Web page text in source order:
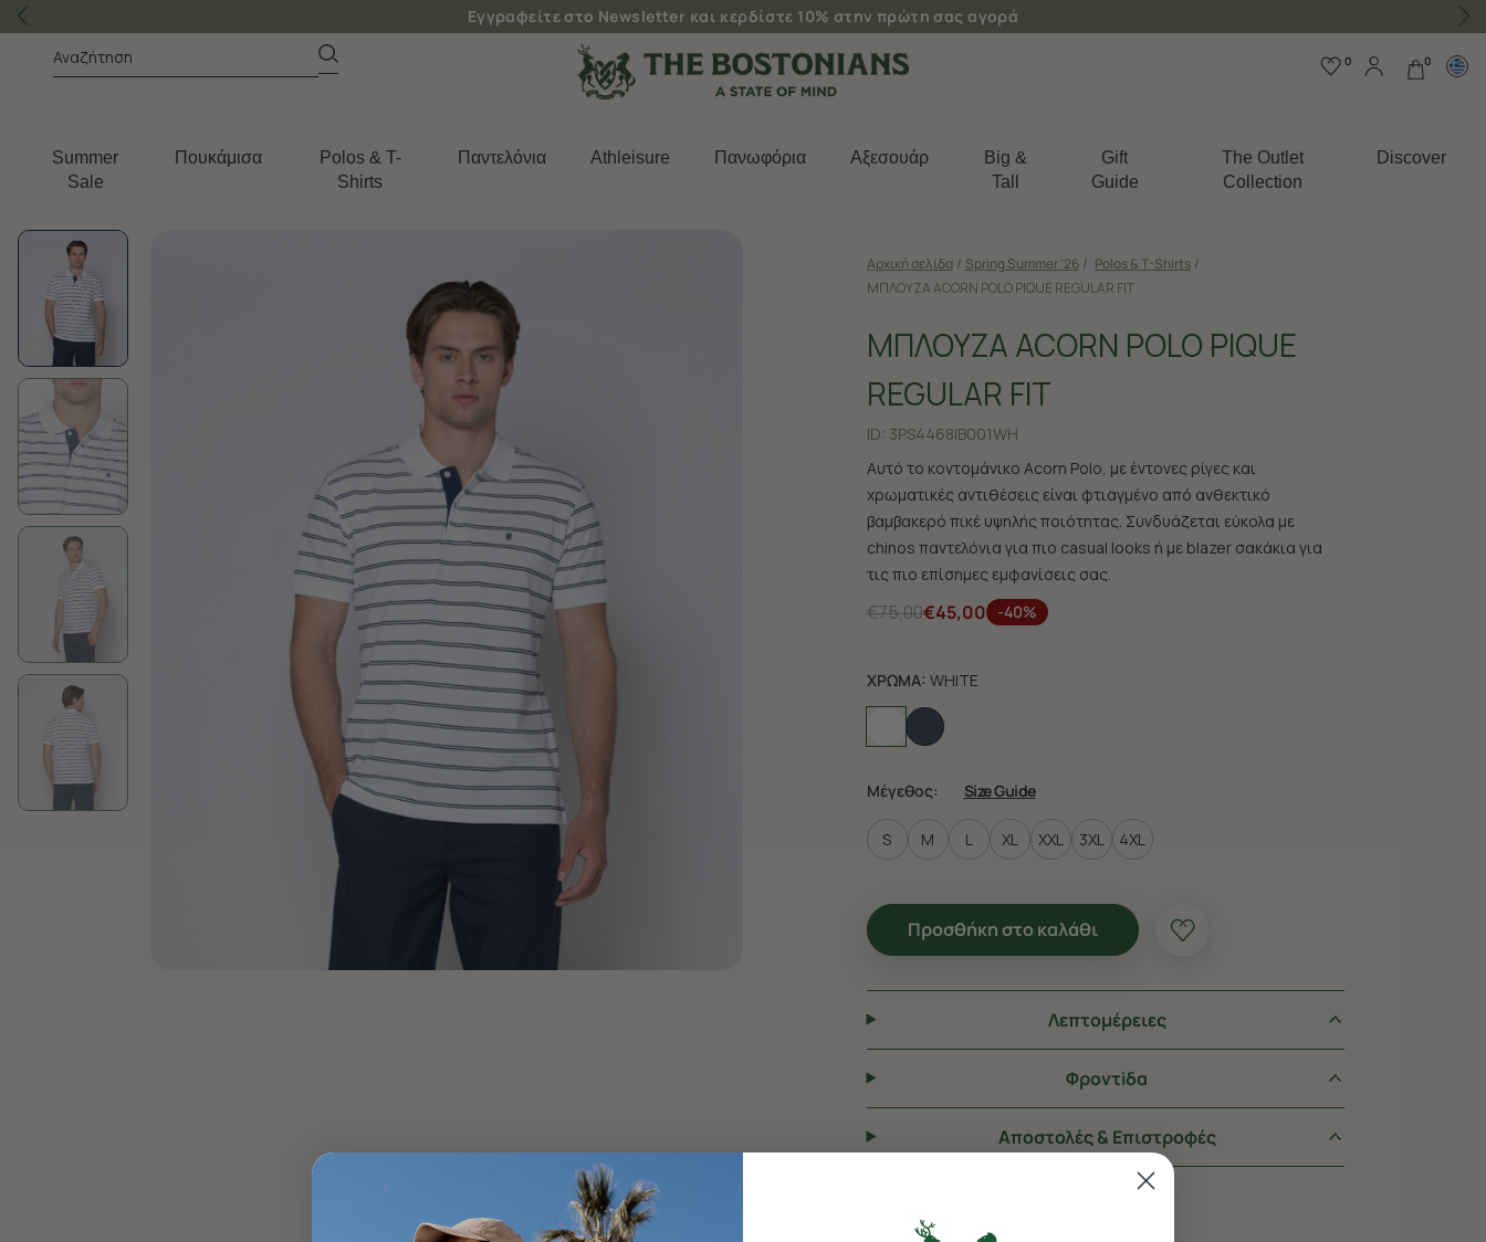
Εγγραφείτε στο Newsletter και κερδίστε 10% στην πρώτη σας αγορά
0 0
Summer
Sale
Πουκάμισα
Polos & T-
Shirts
Παντελόνια Athleisure Πανωφόρια Aξεσουάρ
Big &
Tall
Gift
Guide
The Outlet
Collection
Discover
Αρχική σελίδα / Spring Summer '26 / Polos & T-Shirts /
ΜΠΛΟΥΖΑ ACORN POLO PIQUE REGULAR FIT
ΜΠΛΟΥΖΑ ACORN POLO PIQUE
REGULAR FIT
ID: 3PS4468|B001WH
Αυτό το κοντομάνικο Acorn Polo, με έντονες ρίγες και
χρωματικές αντιθέσεις είναι φτιαγμένο από ανθεκτικό
βαμβακερό πικέ υψηλής ποιότητας. Συνδυάζεται εύκολα με
chinos παντελόνια για πιο casual looks ή με blazer σακάκια για
τις πιο επίσημες εμφανίσεις σας.
€75,00€45,00 -40%
ΧΡΩΜΑ: WHITE
Μέγεθος: Size Guide
S M L XL XXL 3XL 4XL
Προσθήκη στο καλάθι
Λεπτομέρειες
Φροντiδα
Αποστολές & Επιστροφές